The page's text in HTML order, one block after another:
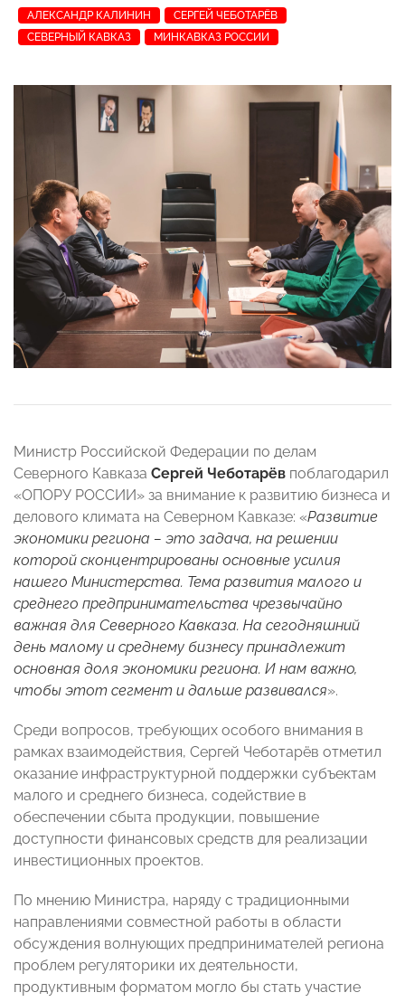
АЛЕКСАНДР КАЛИНИН
СЕРГЕЙ ЧЕБОТАРЁВ
СЕВЕРНЫЙ КАВКАЗ
МИНКАВКАЗ РОССИИ
Министр Российской Федерации по делам
Северного Кавказа Сергей Чеботарёв поблагодарил
«ОПОРУ РОССИИ» за внимание к развитию бизнеса и
делового климата на Северном Кавказе: «Развитие
экономики региона – это задача, на решении
которой сконцентрированы основные усилия
нашего Министерства. Тема развития малого и
среднего предпринимательства чрезвычайно
важная для Северного Кавказа. На сегодняшний
день малому и среднему бизнесу принадлежит
основная доля экономики региона. И нам важно,
чтобы этот сегмент и дальше развивался».
Среди вопросов, требующих особого внимания в
рамках взаимодействия, Сергей Чеботарёв отметил
оказание инфраструктурной поддержки субъектам
малого и среднего бизнеса, содействие в
обеспечении сбыта продукции, повышение
доступности финансовых средств для реализации
инвестиционных проектов.
По мнению Министра, наряду с традиционными
направлениями совместной работы в области
обсуждения волнующих предпринимателей региона
проблем регуляторики их деятельности,
продуктивным форматом могло бы стать участие